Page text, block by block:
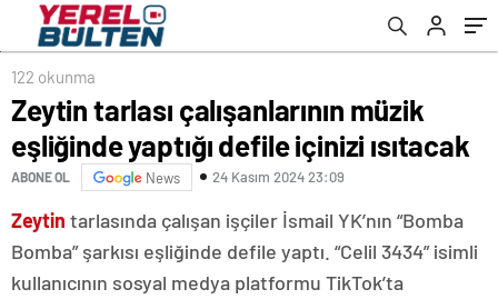
122 okunma
Zeytin tarlası çalışanlarının müzik
eşliğinde yaptığı defile içinizi ısıtacak
ABONE OL News 24 Kasım 2024 23:09
Zeytin tarlasında çalışan işçiler İsmail YK’nın “Bomba
Bomba” şarkısı eşliğinde defile yaptı. “Celil 3434” isimli
kullanıcının sosyal medya platformu TikTok’ta